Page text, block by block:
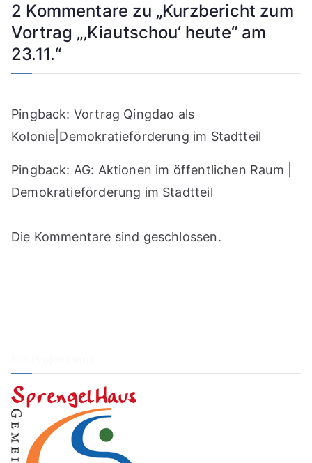
2 Kommentare zu „Kurzbericht zum
Vortrag „‚Kiautschou‘ heute“ am
23.11.“
Pingback: Vortrag Qingdao als
Kolonie|Demokratieförderung im Stadtteil
Pingback: AG: Aktionen im öffentlichen Raum |
Demokratieförderung im Stadtteil
Die Kommentare sind geschlossen.